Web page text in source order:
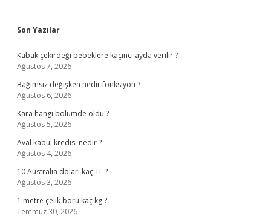
Sidebar
Son Yazılar
Kabak çekirdeği bebeklere kaçıncı ayda verilir ?
Ağustos 7, 2026
Bağımsız değişken nedir fonksiyon ?
Ağustos 6, 2026
Kara hangi bölümde öldü ?
Ağustos 5, 2026
Aval kabul kredisi nedir ?
Ağustos 4, 2026
10 Australia doları kaç TL ?
Ağustos 3, 2026
1 metre çelik boru kaç kg ?
Temmuz 30, 2026